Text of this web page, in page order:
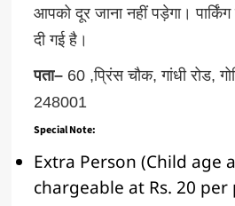
आपको दूर जाना नहीं पड़ेगा। पार्किंग
दी गई है।
पता–60 ,प्रिंस चौक,गांधी रोड,
248001
Special Note:
Extra Person (Child age
chargeable at Rs. 20 per